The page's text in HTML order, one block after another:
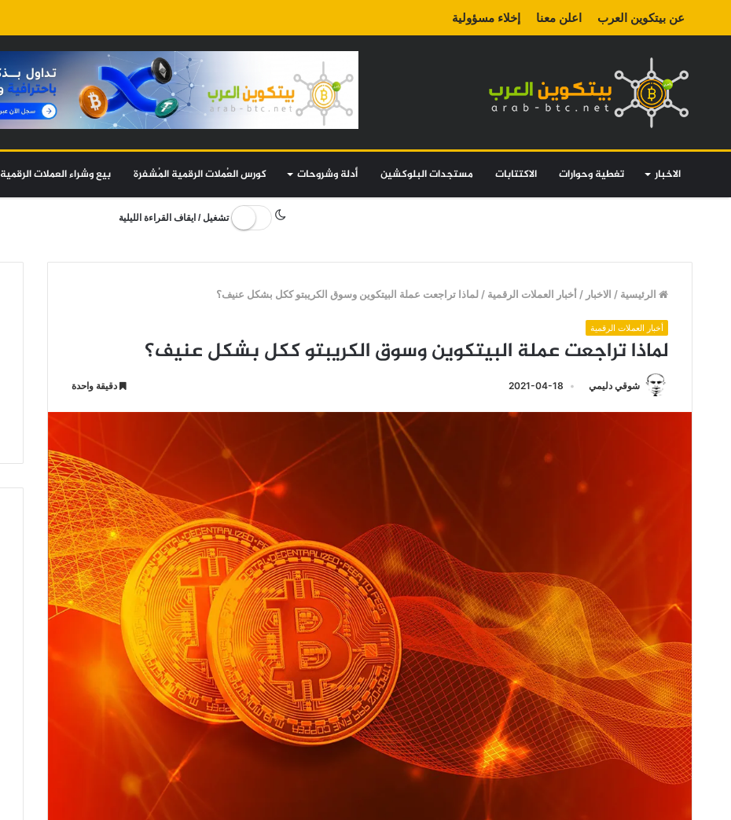
عن بيتكوين العرب اعلن معنا إخلاء مسؤولية
الاخبار تغطية وحوارات الاكتتابات مستجدات البلوكشين أدلة وشروحات كورس العُملات الرقمية المُشفرة بيع وشراء العملات الرقمية
تشغيل / ايقاف القراءة الليلية
الرئيسية / الاخبار / أخبار العملات الرقمية / لماذا تراجعت عملة البيتكوين وسوق الكريبتو ككل بشكل عنيف؟
أخبار العملات الرقمية
لماذا تراجعت عملة البيتكوين وسوق الكريبتو ككل بشكل عنيف؟
شوقي دليمي 2021-04-18 دقيقة واحدة